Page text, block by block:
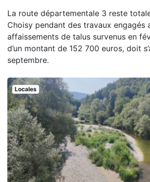
La route départementale 3 reste
Choisy pendant des travaux engagés
affaissements de talus survenus en
d’un montant de 152 700 euros, doit
septembre.
Locales